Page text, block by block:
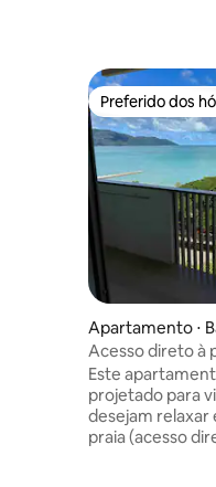
Preferido dos
Preferido dos
Apartamento ⋅
hi
Acesso direto à
mar~ @ By The
Este
projetado para
desejam relaxar
praia (acesso direto à praia) * * Por favor,